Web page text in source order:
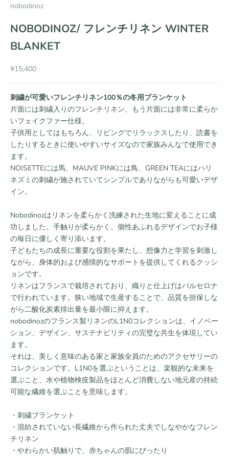
nobodinoz
NOBODINOZ/ フレンチリネン WINTER
BLANKET
セール価格
¥15,400
刺繍が可愛いフレンチリネン100％の冬用ブランケット
片面には刺繍入りのフレンチリネン、もう片面には非常に柔らか
いフェイクファー仕様。
子供用としてはもちろん、リビングでリラックスしたり、読書を
したりするときに使いやすいサイズなので家族みんなで使用でき
ます。
NOISETTEには馬、MAUVE PINKには鳥、GREEN TEAにはハリ
ネズミの刺繍が施されていてシンプルでありながらも可愛いデザ
イン。
Nobodinozはリネンを柔らかく洗練された生地に変えることに成
功しました。手触りが柔らかく、個性あふれるデザインでお子様
の毎日に優しく寄り添います。
子どもたちの成長に重要な役割を果たし、想像力と学習を刺激し
ながら、身体的および感情的なサポートを提供してくれるクッシ
ョンです。
リネンはフランスで栽培されており、織りと仕上げはバルセロナ
で行われています。狭い地域で生産することで、品質を担保しな
がら二酸化炭素排出量を最小限に抑えます。
nobodinozのフランス製リネンのL1N0コレクションは、イノベー
ション、デザイン、サステナビリティの完璧な共生を体現してい
ます。
それは、美しく意味のある家と家族全員のためのアクセサリーの
コレクションです。L1N0を選ぶということは、楽観的な未来を
選ぶこと、水や植物検疫製品をほとんど消費しない地元産の持続
可能な繊維を選ぶことを意味します。
・刺繍ブランケット
・混紡されていない長繊維から作られた丈夫でしなやかなフレン
チリネン
・やわらかい肌触りで、赤ちゃんの肌にぴったり